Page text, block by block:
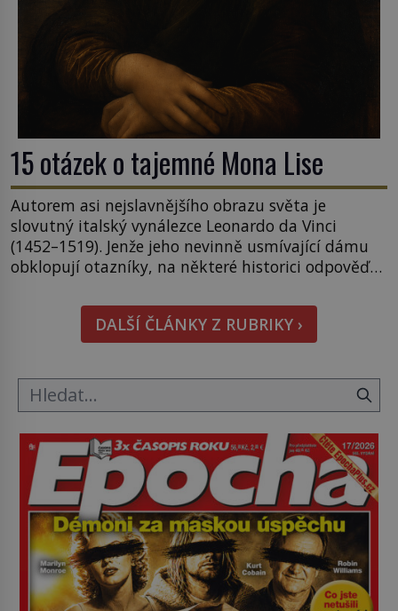
15 otázek o tajemné Mona Lise
Autorem asi nejslavnějšího obrazu světa je
slovutný italský vynálezce Leonardo da Vinci
(1452–1519). Jenže jeho nevinně usmívající dámu
obklopují otazníky, na některé historici odpověď
pověsil Napoleon? Samotný císař Napoleon
Bonaparte (1769–1821) má pro malbu slabost, a
tak si ji ještě jako první konzul přemístí do své
DALŠÍ ČLÁNKY Z RUBRIKY ›